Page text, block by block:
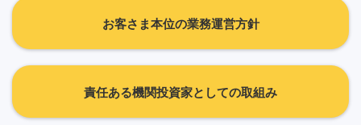
お客さま本位の業務運営方針
責任ある機関投資家としての取組み